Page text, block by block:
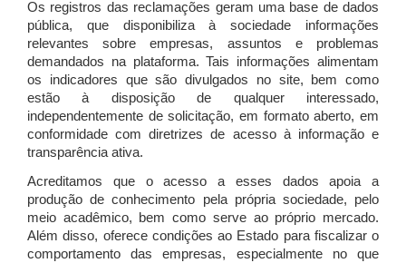
Os registros das reclamações geram uma base de dados
pública, que disponibiliza à sociedade informações
relevantes sobre empresas, assuntos e problemas
demandados na plataforma. Tais informações alimentam
os indicadores que são divulgados no site, bem como
estão à disposição de qualquer interessado,
independentemente de solicitação, em formato aberto, em
conformidade com diretrizes de acesso à informação e
transparência ativa.
Acreditamos que o acesso a esses dados apoia a
produção de conhecimento pela própria sociedade, pelo
meio acadêmico, bem como serve ao próprio mercado.
Além disso, oferece condições ao Estado para fiscalizar o
comportamento das empresas, especialmente no que